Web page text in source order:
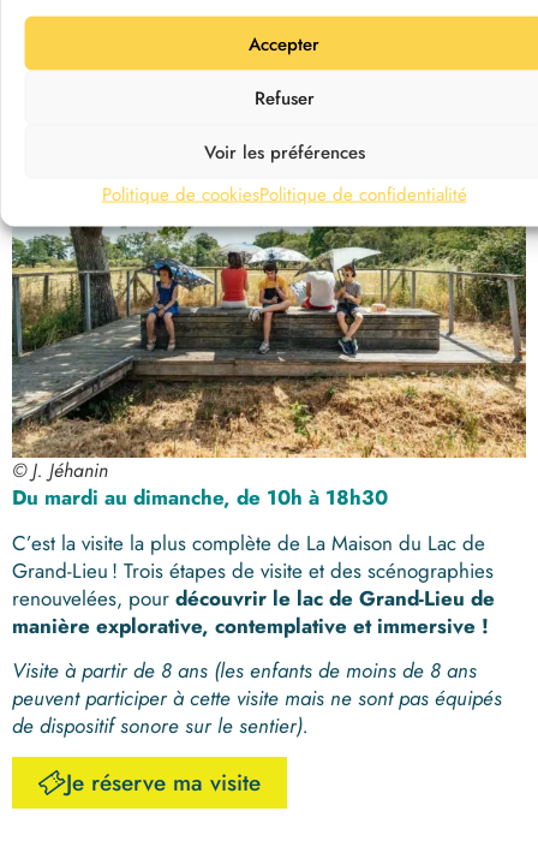
Accepter
Refuser
Voir les préférences
Politique de cookiesPolitique de confidentialité
Visite immersive
© J. Jéhanin
Du mardi au dimanche, de 10h à 18h30
C’est la visite la plus complète de La Maison du Lac de
Grand-Lieu ! Trois étapes de visite et des scénographies
renouvelées, pour découvrir le lac de Grand-Lieu de
manière explorative, contemplative et immersive !
Visite à partir de 8 ans (les enfants de moins de 8 ans
peuvent participer à cette visite mais ne sont pas équipés
de dispositif sonore sur le sentier).
Je réserve ma visite